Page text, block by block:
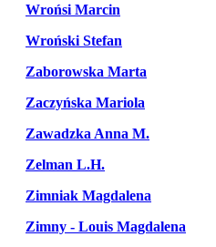
Wrońsi Marcin
Wroński Stefan
Zaborowska Marta
Zaczyńska Mariola
Zawadzka Anna M.
Zelman L.H.
Zimniak Magdalena
Zimny - Louis Magdalena